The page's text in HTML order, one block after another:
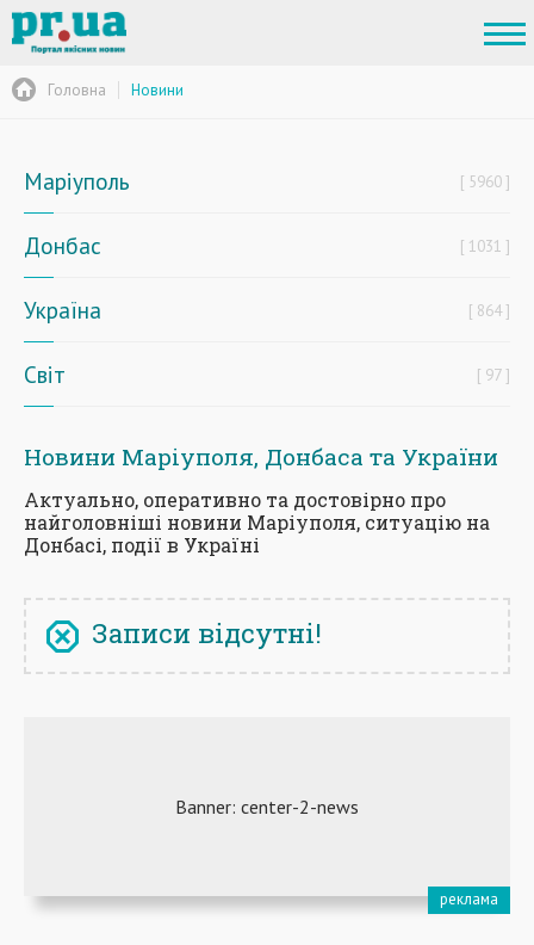
Головна Новини
Маріуполь 5960
Донбас 1031
Україна 864
Світ 97
Новини Маріуполя, Донбаса та України
Актуально, оперативно та достовірно про
найголовніші новини Маріуполя, ситуацію на
Донбасі, події в Україні
Записи відсутні!